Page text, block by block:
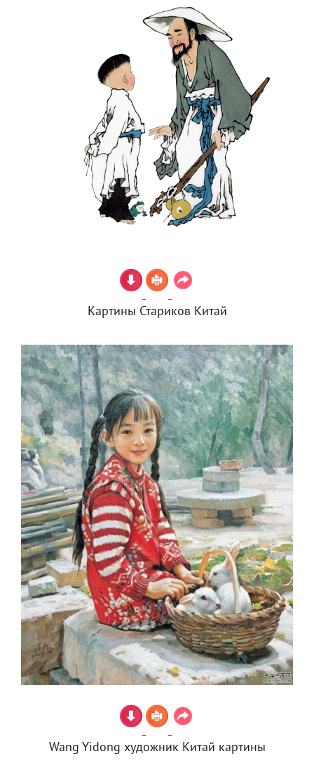
Картины Стариков Китай
Wang Yidong художник Китай картины